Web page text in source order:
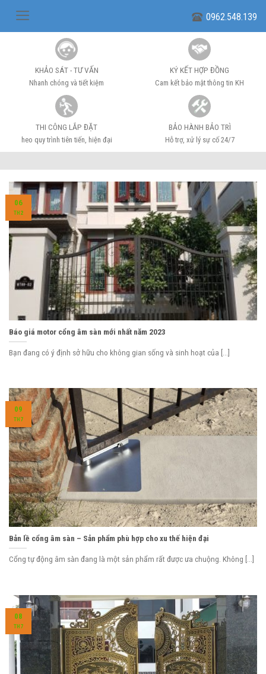
0962.548.139
KHẢO SÁT - TƯ VẤN
Nhanh chóng và tiết kiệm
KÝ KẾT HỢP ĐỒNG
Cam kết bảo mật thông tin KH
THI CÔNG LẮP ĐẶT
heo quy trình tiên tiến, hiện đại
BẢO HÀNH BẢO TRÌ
Hỗ trợ, xử lý sự cố 24/7
Báo giá motor cổng âm sàn mới nhất năm 2023
Bạn đang có ý định sở hữu cho không gian sống và sinh hoạt của [...]
06
TH2
Bản lề cổng âm sàn – Sản phẩm phù hợp cho xu thế hiện đại
Cổng tự động âm sàn đang là một sản phẩm rất được ưa chuộng. Không [...]
09
TH7
08
TH7